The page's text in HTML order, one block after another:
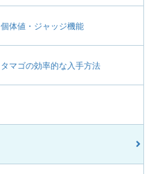
個体値・ジャッジ機能
タマゴの効率的な入手方法